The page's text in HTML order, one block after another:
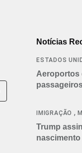
Notícias
ESTADOS
Aeroportos
IMIGRAÇÃO ,
Trump
nascimento